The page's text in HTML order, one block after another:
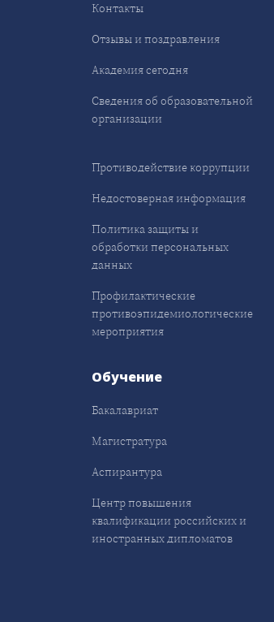
Контакты
Отзывы и поздравления
Академия сегодня
Сведения об образовательной
организации
Противодействие коррупции
Недостоверная информация
Политика защиты и
обработки персональных
данных
Профилактические
противоэпидемиологические
мероприятия
Обучение
Бакалавриат
Магистратура
Аспирантура
Центр повышения
квалификации российских и
иностранных дипломатов